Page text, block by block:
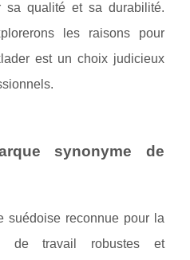
sa qualité et sa durabilité.
les raisons pour
est un choix judicieux
synonyme de
suédoise reconnue pour la
de travail robustes et